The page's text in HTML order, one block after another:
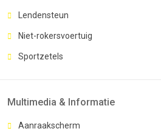
Lendensteun
Niet-rokersvoertuig
Sportzetels
Multimedia & Informatie
Aanraakscherm